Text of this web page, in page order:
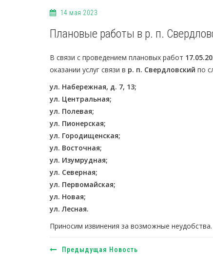
14 мая 2023
Плановые работы в р. п.
В связи с проведением плановых работ
оказании услуг связи в р. п. Свердловский по
ул. Набережная, д. 7, 13;
ул. Центральная;
ул. Полевая;
ул. Пионерская;
ул. Городищенская;
ул. Восточная;
ул. Изумрудная;
ул. Северная;
ул. Первомайская;
ул. Новая;
ул. Лесная.
Приносим извинения за возможные неудобства.
Предыдущая Новость